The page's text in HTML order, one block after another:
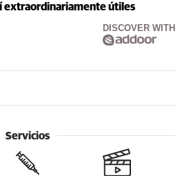
extraordinariamente útiles
DISCOVER WITH
Servicios